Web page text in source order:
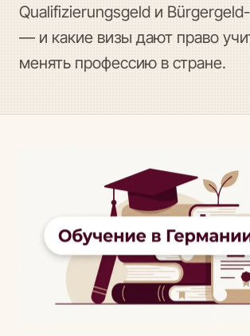
Qualifizierungsgeld и
— и какие визы дают право
менять профессию в стране.